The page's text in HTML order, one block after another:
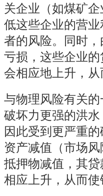
关企业（如煤矿
低这些企业的营
者的风险。同时
亏损，这些企业
会相应地上升，
与物理风险有关
破坏力更强的洪
因此受到更严重
资产减值（市场
抵押物减值，其
相应上升，从而使